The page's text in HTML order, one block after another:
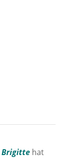
Brigittehat